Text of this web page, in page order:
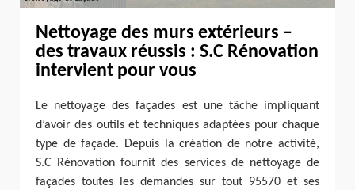
Nettoyage des murs extérieurs –
des travaux réussis : S.C Rénovation
intervient pour vous
Le nettoyage des façades est une tâche impliquant
d’avoir des outils et techniques adaptées pour chaque
type de façade. Depuis la création de notre activité,
S.C Rénovation fournit des services de nettoyage de
façades toutes les demandes sur tout 95570 et ses